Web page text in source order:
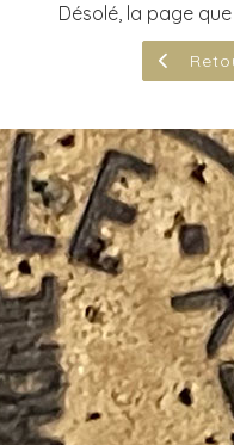
Désolé, la page